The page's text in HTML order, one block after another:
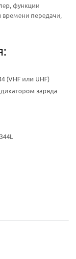
функции
времени передачи,
(VHF или UHF)
заряда